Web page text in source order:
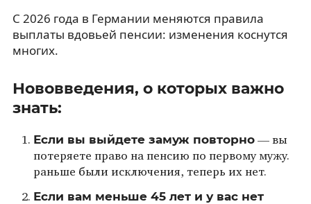
С 2026 года в Германии меняются правила
выплаты вдовьей пенсии: изменения коснутся
многих.
Нововведения, о которых важно
знать:
Если вы выйдете замуж повторно— вы
потеряете право на пенсию по первому мужу.
раньше были исключения, теперь их нет.
Если вам меньше 45 лет и у вас нет